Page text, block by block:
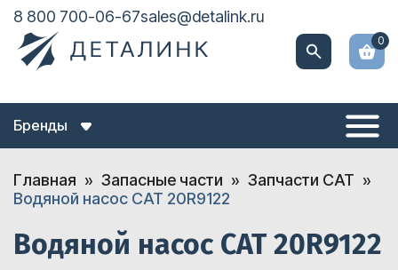
8 800 700-06-67sales@detalink.ru
0
Бренды
Главная Запасные части
Запчасти CAT
Водяной насос CAT 20R9122
Водяной насос CAT 20R9122